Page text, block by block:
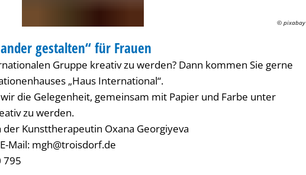
© pixabay
gestalten“ für Frauen
Gruppe kreativ zu werden? Dann kommen Sie gerne
„Haus International“.
die Gelegenheit, gemeinsam mit Papier und Farbe unter
zu werden.
Kunsttherapeutin Oxana Georgiyeva
Mail: mgh@troisdorf.de
795